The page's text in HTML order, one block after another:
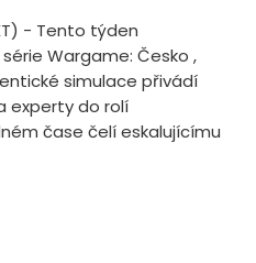
- Tento týden
Wargame: Česko ,
simulace přivádí
experty do rolí
čase čelí eskalujícímu